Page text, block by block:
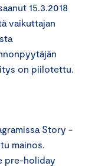
15.3.2018
vaikuttajan
on piilotettu.
Story -
mainos.
pre-holiday